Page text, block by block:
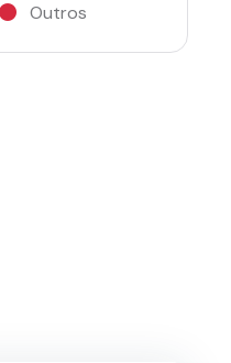
Outros